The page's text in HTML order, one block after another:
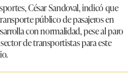
César Sandoval, indicó que
público de pasajeros en
con normalidad, pese al paro
de transportistas para este